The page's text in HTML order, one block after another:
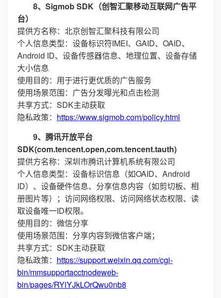
8、Sigmob SDK（创智汇聚移动互联网广告平
台）
提供方名称：北京创智汇聚科技有限公司
个人信息类型：设备标识符IMEI、GAID、OAID、
Android ID、设备传感器信息、地理位置、设备存储
大小信息
使用目的：用于进行更优质的广告服务
使用场景范围：广告分发曝光和点击检测
共享方式：SDK主动获取
隐私政策： https://www.sigmob.com/policy.html
9、腾讯开放平台
SDK(com.tencent.open,com.tencent.tauth)
提供方名称：深圳市腾讯计算机系统有限公司
个人信息类型：设备标识信息（如OAID、Android
ID）、设备硬件信息、分享信息内容（如剪切板、相
册图片等）；访问网络权限、访问网络状态权限、读
取设备唯一ID权限。
使用目的：微信分享
使用场景范围：分享内容到微信客户端；
共享方式：SDK主动获取
隐私政策： https://support.weixin.qq.com/cgi-
bin/mmsupportacctnodeweb-
bin/pages/RYiYJkLOrQwu0nb8